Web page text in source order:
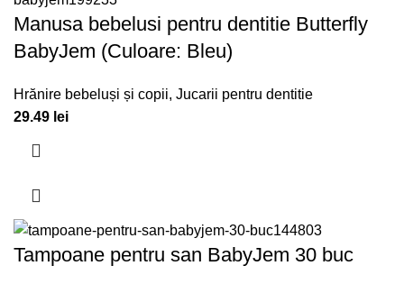
Manusa bebelusi pentru dentitie Butterfly
BabyJem (Culoare: Bleu)
Hrănire bebeluși și copii, Jucarii pentru dentitie
29.49 lei
Tampoane pentru san BabyJem 30 buc